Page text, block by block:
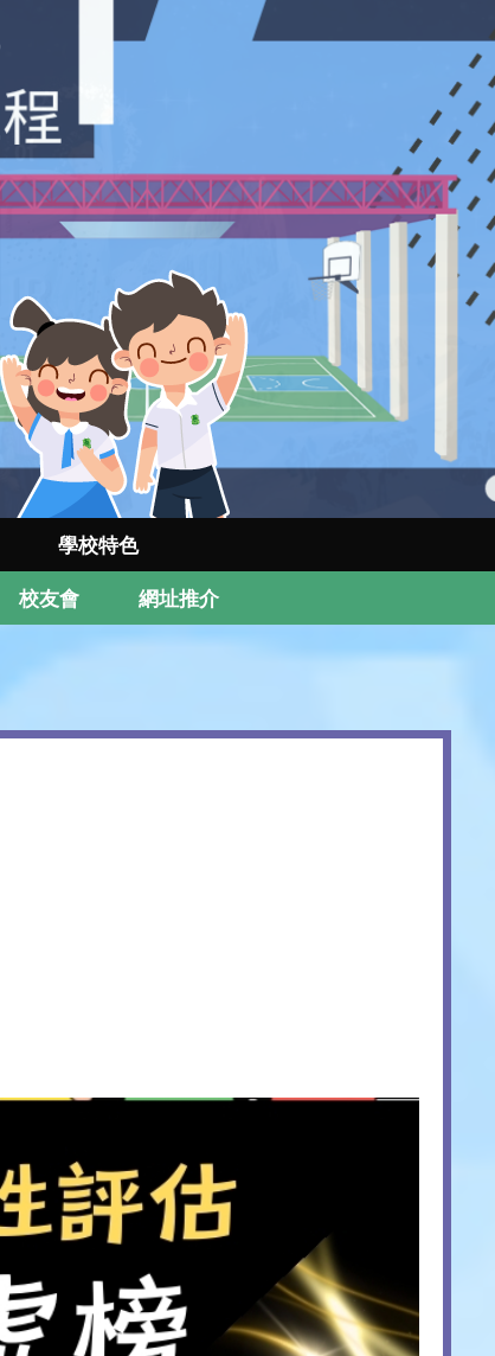
學校特色
校友會 網址推介